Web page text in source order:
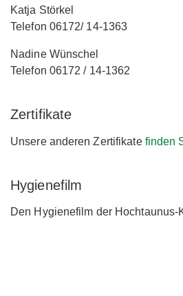
Katja Störkel
Telefon 06172/ 14-1363
Nadine Wünschel
Telefon 06172 / 14-1362
Zertifikate
Unsere anderen Zertifikate finden
Hygienefilm
Den Hygienefilm der